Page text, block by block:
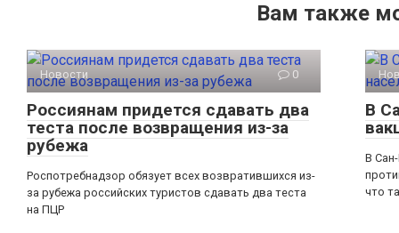
Вам также
Новости 0
Россиянам придется сдавать два
теста после возвращения из-за
рубежа
Роспотребнадзор обязует всех возвратившихся из-
за рубежа российских туристов сдавать два теста
на ПЦР
В
В
что